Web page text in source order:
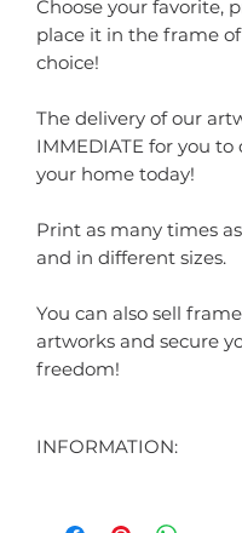
Choose your favorite,
place it in the frame
choice!
The delivery of our
IMMEDIATE for you to
your home today!
Print as many times
and in different sizes.
You can also sell
artworks and secure
freedom!
INFORMATION:
5 ARTES DIGITAIS